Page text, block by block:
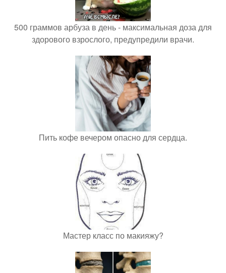
500 граммов арбуза в день - максимальная доза для
здорового взрослого, предупредили врачи.
Пить кофе вечером опасно для сердца.
Мастер класс по макияжу?